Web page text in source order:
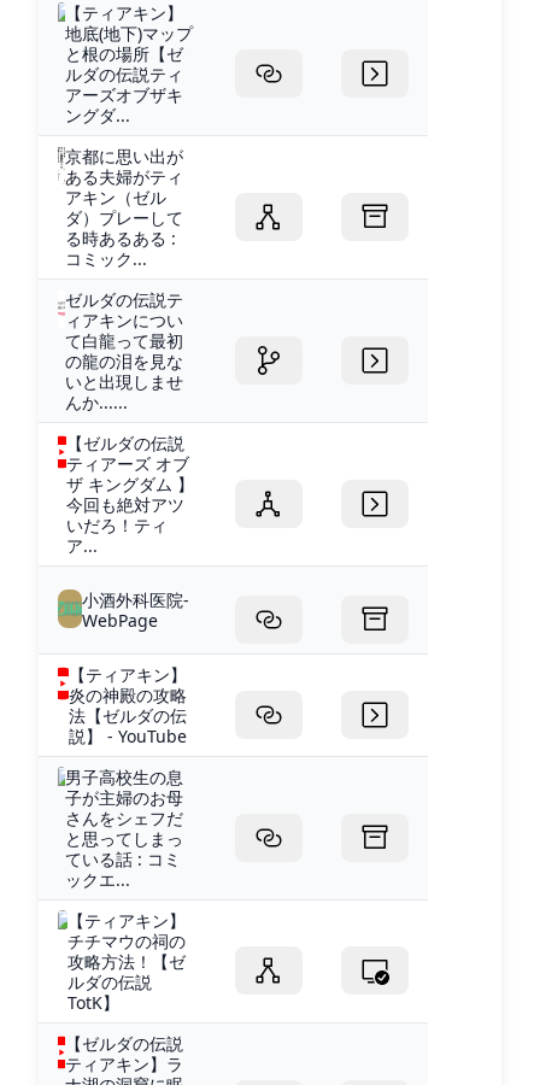
【ティアキン】
地底(地下)マップ
と根の場所【ゼ
ルダの伝説ティ
アーズオブザキ
ングダ...
京都に思い出が
ある夫婦がティ
アキン（ゼル
ダ）プレーして
る時あるある :
コミック...
ゼルダの伝説テ
ィアキンについ
て白龍って最初
の龍の泪を見な
いと出現しませ
んか......
【ゼルダの伝説
ティアーズ オブ
ザ キングダム 】
今回も絶対アツ
いだろ！ティ
ア...
小酒外科医院-
WebPage
【ティアキン】
炎の神殿の攻略
法【ゼルダの伝
説】 - YouTube
男子高校生の息
子が主婦のお母
さんをシェフだ
と思ってしまっ
ている話 : コミ
ックエ...
【ティアキン】
チチマウの祠の
攻略方法！【ゼ
ルダの伝説
TotK】
【ゼルダの伝説
ティアキン】ラ